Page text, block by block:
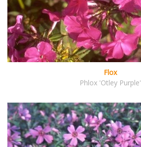
Flox
Phlox 'Otley Purple'